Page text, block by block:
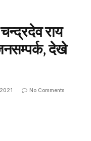
राय
देखे
No Comments